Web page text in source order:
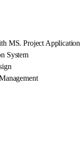
MS. Project Application
System